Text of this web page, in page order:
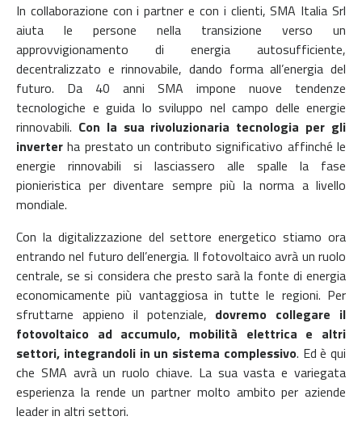
In collaborazione con i partner e con i clienti, SMA Italia Srl
aiuta le persone nella transizione verso un
approvvigionamento di energia autosufficiente,
decentralizzato e rinnovabile, dando forma all’energia del
futuro. Da 40 anni SMA impone nuove tendenze
tecnologiche e guida lo sviluppo nel campo delle energie
rinnovabili. Con la sua rivoluzionaria tecnologia per gli
inverter ha prestato un contributo significativo affinché le
energie rinnovabili si lasciassero alle spalle la fase
pionieristica per diventare sempre più la norma a livello
mondiale.
Con la digitalizzazione del settore energetico stiamo ora
entrando nel futuro dell’energia. Il fotovoltaico avrà un ruolo
centrale, se si considera che presto sarà la fonte di energia
economicamente più vantaggiosa in tutte le regioni. Per
sfruttarne appieno il potenziale, dovremo collegare il
fotovoltaico ad accumulo, mobilità elettrica e altri
settori, integrandoli in un sistema complessivo. Ed è qui
che SMA avrà un ruolo chiave. La sua vasta e variegata
esperienza la rende un partner molto ambito per aziende
leader in altri settori.